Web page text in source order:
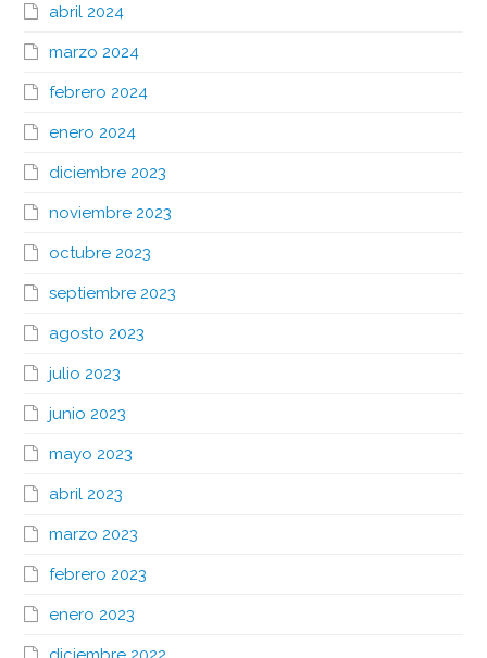
abril 2024
marzo 2024
febrero 2024
enero 2024
diciembre 2023
noviembre 2023
octubre 2023
septiembre 2023
agosto 2023
julio 2023
junio 2023
mayo 2023
abril 2023
marzo 2023
febrero 2023
enero 2023